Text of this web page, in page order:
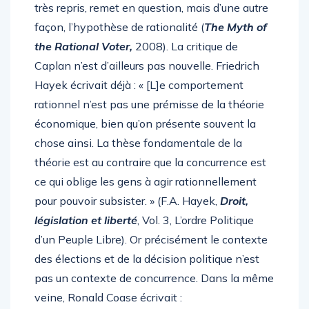
très repris, remet en question, mais d’une autre
façon, l’hypothèse de rationalité (The Myth of
the Rational Voter, 2008). La critique de
Caplan n’est d’ailleurs pas nouvelle. Friedrich
Hayek écrivait déjà : « [L]e comportement
rationnel n’est pas une prémisse de la théorie
économique, bien qu’on présente souvent la
chose ainsi. La thèse fondamentale de la
théorie est au contraire que la concurrence est
ce qui oblige les gens à agir rationnellement
pour pouvoir subsister. » (F.A. Hayek, Droit,
législation et liberté, Vol. 3, L’ordre Politique
d’un Peuple Libre). Or précisément le contexte
des élections et de la décision politique n’est
pas un contexte de concurrence. Dans la même
veine, Ronald Coase écrivait :